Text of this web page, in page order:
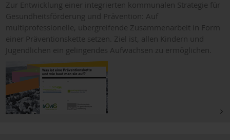
Zur Entwicklung einer integrierten kommunalen Strategie für
Gesundheitsförderung und Prävention: Auf
multiprofessionelle, übergreifende Zusammenarbeit in Form
einer Präventionskette setzen. Ziel ist, allen Kindern und
Jugendlichen ein gelingendes Aufwachsen zu ermöglichen.